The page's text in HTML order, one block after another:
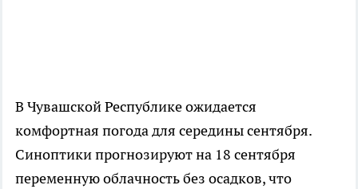
В Чувашской Республике ожидается
комфортная погода для середины сентября.
Синоптики прогнозируют на 18 сентября
переменную облачность без осадков, что